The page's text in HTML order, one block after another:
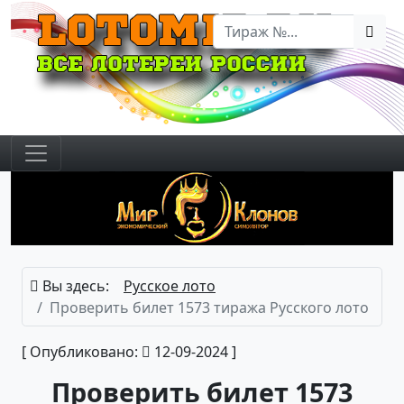
Вы здесь:
Русское лото
Проверить билет 1573 тиража Русского лото
[ Опубликовано: 12-09-2024 ]
Проверить билет 1573